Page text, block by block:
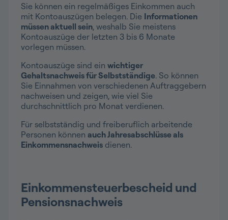
Sie können ein regelmäßiges Einkommen auch
mit Kontoauszügen belegen. Die Informationen
müssen aktuell sein, weshalb Sie meistens
Kontoauszüge der letzten 3 bis 6 Monate
vorlegen müssen.
Kontoauszüge sind ein wichtiger
Gehaltsnachweis für Selbstständige. So können
Sie Einnahmen von verschiedenen Auftraggebern
nachweisen und zeigen, wie viel Sie
durchschnittlich pro Monat verdienen.
Für selbstständig und freiberuflich arbeitende
Personen können auch Jahresabschlüsse als
Einkommensnachweis dienen.
Einkommensteuerbescheid und
Pensionsnachweis